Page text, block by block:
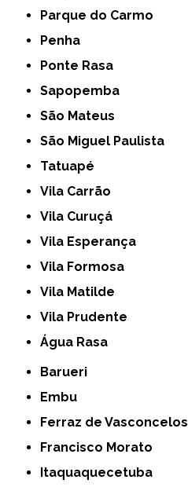
Parque do Carmo
Penha
Ponte Rasa
Sapopemba
São Mateus
São Miguel Paulista
Tatuapé
Vila Carrão
Vila Curuçá
Vila Esperança
Vila Formosa
Vila Matilde
Vila Prudente
Água Rasa
Barueri
Embu
Ferraz de Vasconcelos
Francisco Morato
Itaquaquecetuba